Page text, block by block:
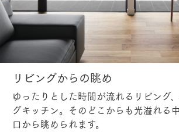
リビングからの眺め
ゆったりとした時間が流れるリビング
グキッチン。そのどこからも光溢れる
口から眺められます。